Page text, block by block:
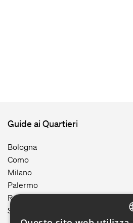
Guide ai Quartieri
Bologna
Como
Milano
Palermo
Roma
Siracusa